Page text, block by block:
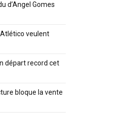
d’Angel Gomes
Atlético veulent
départ record cet
bloque la vente